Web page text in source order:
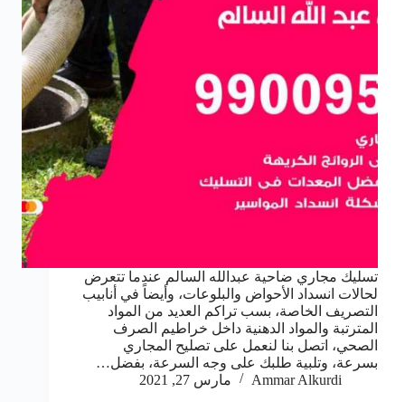
تسليك مجاري ضاحية عبدالله السالم عندما تتعرض
لحالات انسداد الأحواض والبلوعات، وأيضاً في أنابيب
التصريف الخاصة، بسب تراكم العديد من المواد
المترتبة والمواد الدهنية داخل خراطيم الصرف
الصحي، اتصل بنا لنعمل على تصليح المجاري
بسرعة، وتلبية طلبك على وجه السرعة، بفضل…
Ammar Alkurdi
مارس 27, 2021